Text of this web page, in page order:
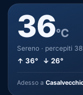
36°C
Sereno · percepiti
↑ 36° ↓ 26°
Adesso a